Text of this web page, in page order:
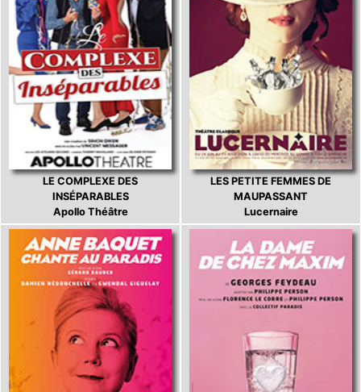
LE COMPLEXE DES
INSÉPARABLES
Apollo Théâtre
LES PETITE FEMMES DE
MAUPASSANT
Lucernaire